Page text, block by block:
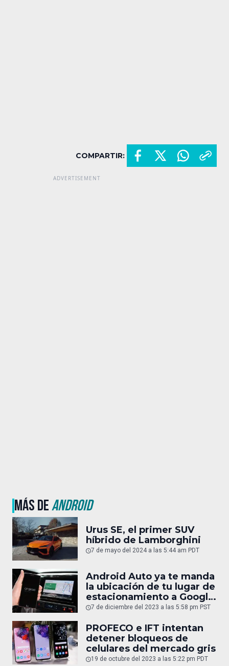
COMPARTIR:
MÁS DEANDROID
Urus SE, el primer SUV
híbrido de Lamborghini
7 de mayo del 2024 a las 5:44 am PDT
Android Auto ya te manda
la ubicación de tu lugar de
estacionamiento a Google
Maps
7 de diciembre del 2023 a las 5:58 pm PST
PROFECO e IFT intentan
detener bloqueos de
celulares del mercado gris
19 de octubre del 2023 a las 5:22 pm PDT